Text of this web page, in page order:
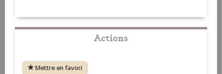
VOIR SUR LA CARTE
Actions
Mettre en favori